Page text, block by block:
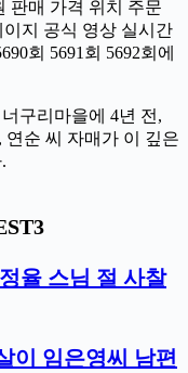
판매 가격 위치 주문
지 공식 영상 실시간
회 5691회 5692회에
구리마을에 4년 전,
순 씨 자매가 이 깊은
율 스님 절 사찰
이 임은영씨 남편